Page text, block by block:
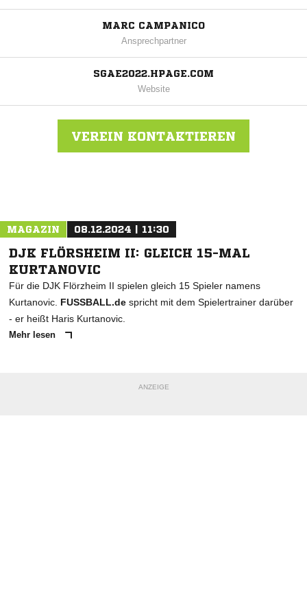
MARC CAMPANICO
Ansprechpartner
SGAE2022.HPAGE.COM
Website
VEREIN KONTAKTIEREN
MAGAZIN 08.12.2024 | 11:30
DJK FLÖRSHEIM II: GLEICH 15-MAL
KURTANOVIC
Für die DJK Flörzheim II spielen gleich 15 Spieler namens
Kurtanovic. FUSSBALL.de spricht mit dem Spielertrainer darüber
- er heißt Haris Kurtanovic.
Mehr lesen
ANZEIGE